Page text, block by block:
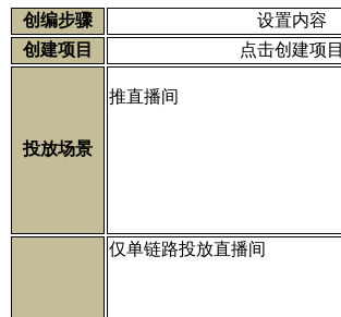
创编步骤
设置内容
创建项目
点击创建项目
投放场景
推直播间
仅单链路投放直播间